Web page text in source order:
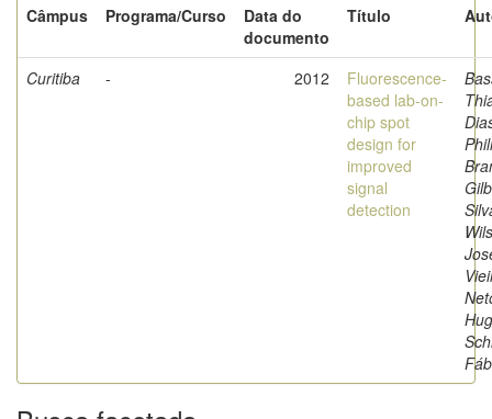
Câmpus
Programa/Curso
Data do
documento
Título
Curitiba - 2012
Fluorescence-
based lab-on-
chip spot
design for
improved
signal
detection